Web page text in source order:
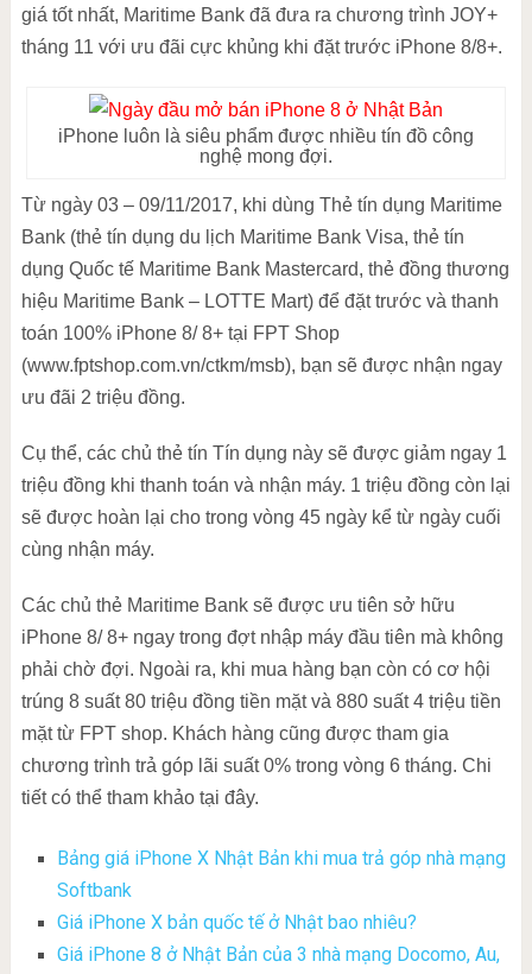
giá tốt nhất, Maritime Bank đã đưa ra chương trình JOY+
tháng 11 với ưu đãi cực khủng khi đặt trước iPhone 8/8+.
iPhone luôn là siêu phẩm được nhiều tín đồ công
nghệ mong đợi.
Từ ngày 0‪3 – 09/11/2017‬, khi dùng Thẻ tín dụng Maritime
Bank (thẻ tín dụng du lịch Maritime Bank Visa, thẻ tín
dụng Quốc tế Maritime Bank Mastercard, thẻ đồng thương
hiệu Maritime Bank – LOTTE Mart) để đặt trước và thanh
toán 100% iPhone 8/ 8+ tại FPT Shop
(www.fptshop.com.vn/ctkm/msb), bạn sẽ được nhận ngay
ưu đãi 2 triệu đồng.
Cụ thể, các chủ thẻ tín Tín dụng này sẽ được giảm ngay 1
triệu đồng khi thanh toán và nhận máy. 1 triệu đồng còn lại
sẽ được hoàn lại cho trong vòng 45 ngày kể từ ngày cuối
cùng nhận máy.‬
Các chủ thẻ Maritime Bank sẽ được ưu tiên sở hữu
iPhone 8/ 8+ ngay trong đợt nhập máy đầu tiên mà không
phải chờ đợi. Ngoài ra, khi mua hàng bạn còn có cơ hội
trúng 8 suất 80 triệu đồng tiền mặt và 880 suất 4 triệu tiền
mặt từ FPT shop. Khách hàng cũng được tham gia
chương trình trả góp lãi suất 0% trong vòng 6 tháng. Chi
tiết có thể tham khảo tại đây.
Bảng giá iPhone X Nhật Bản khi mua trả góp nhà mạng
Softbank
Giá iPhone X bản quốc tế ở Nhật bao nhiêu?
Giá iPhone 8 ở Nhật Bản của 3 nhà mạng Docomo, Au,